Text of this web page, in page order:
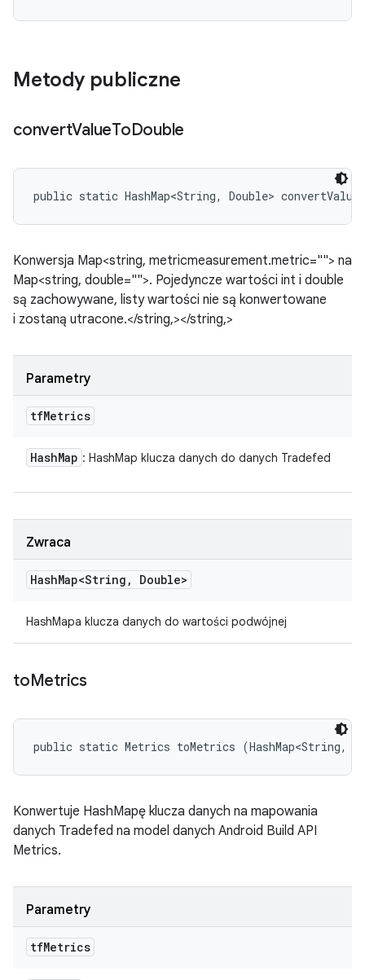
Metody publiczne
convertValueToDouble
public static HashMap<String, Double>
Konwersja Map<string, metricmeasurement.metric=""> na
Map<string, double="">. Pojedyncze wartości int i double
są zachowywane, listy wartości nie są konwertowane
i zostaną utracone.</string,></string,>
Parametry
tfMetrics
HashMap : HashMap klucza danych do danych Tradefed
Zwraca
HashMap<String , Double>
HashMapa klucza danych do wartości podwójnej
toMetrics
public static Metrics toMetrics (HashMap<String,
Konwertuje HashMapę klucza danych na mapowania
danych Tradefed na model danych Android Build API
Metrics.
Parametry
tfMetrics